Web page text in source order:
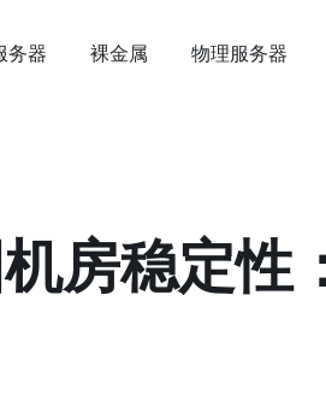
务器 裸金属 物理服务器
房稳定性